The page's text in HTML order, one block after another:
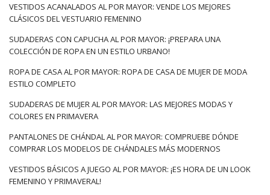
VESTIDOS ACANALADOS AL POR MAYOR: VENDE LOS MEJORES
CLÁSICOS DEL VESTUARIO FEMENINO
SUDADERAS CON CAPUCHA AL POR MAYOR: ¡PREPARA UNA
COLECCIÓN DE ROPA EN UN ESTILO URBANO!
ROPA DE CASA AL POR MAYOR: ROPA DE CASA DE MUJER DE MODA
ESTILO COMPLETO
SUDADERAS DE MUJER AL POR MAYOR: LAS MEJORES MODAS Y
COLORES EN PRIMAVERA
PANTALONES DE CHÁNDAL AL POR MAYOR: COMPRUEBE DÓNDE
COMPRAR LOS MODELOS DE CHÁNDALES MÁS MODERNOS
VESTIDOS BÁSICOS A JUEGO AL POR MAYOR: ¡ES HORA DE UN LOOK
FEMENINO Y PRIMAVERAL!